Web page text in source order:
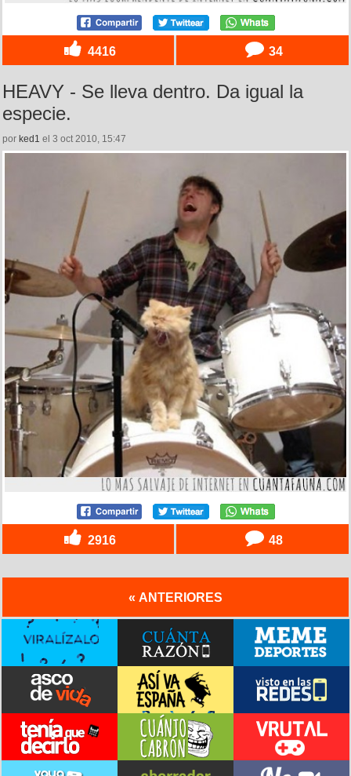
4416 34
HEAVY - Se lleva dentro. Da igual la
especie.
por ked1 el 3 oct 2010, 15:47
2916 48
« ANTERIORES